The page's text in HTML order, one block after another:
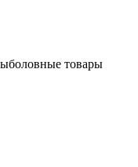
товары